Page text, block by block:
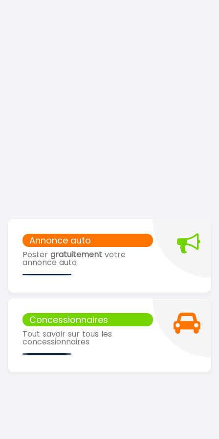
Annonce auto
Poster gratuitement votre
annonce auto
Concessionnaires
Tout savoir sur tous les
concessionnaires